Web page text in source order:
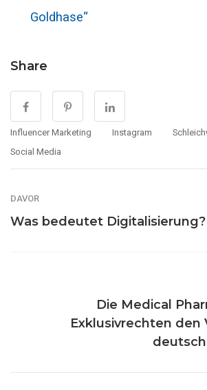
Goldhase“
Share
Influencer Marketing Instagram
Social Media
DAVOR
Was bedeutet Digitalisierung?
Die Medical
Exklusivrechten den